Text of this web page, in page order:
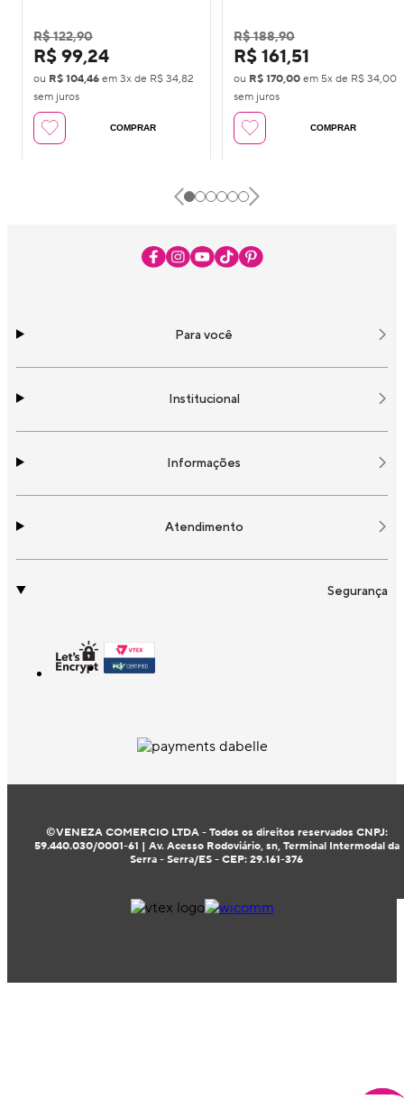
R$ 122,90
R$ 99,24
ou R$ 104,46 em 3x de R$ 34,82
sem juros
COMPRAR
R$ 188,90
R$ 161,51
ou R$ 170,00 em 5x de R$ 34,00
sem juros
COMPRAR
Para você
Institucional
Informações
Atendimento
Segurança
©VENEZA COMERCIO LTDA - Todos os direitos reservados CNPJ:
59.440.030/0001-61 | Av. Acesso Rodoviário, sn, Terminal Intermodal da
Serra - Serra/ES - CEP: 29.161-376